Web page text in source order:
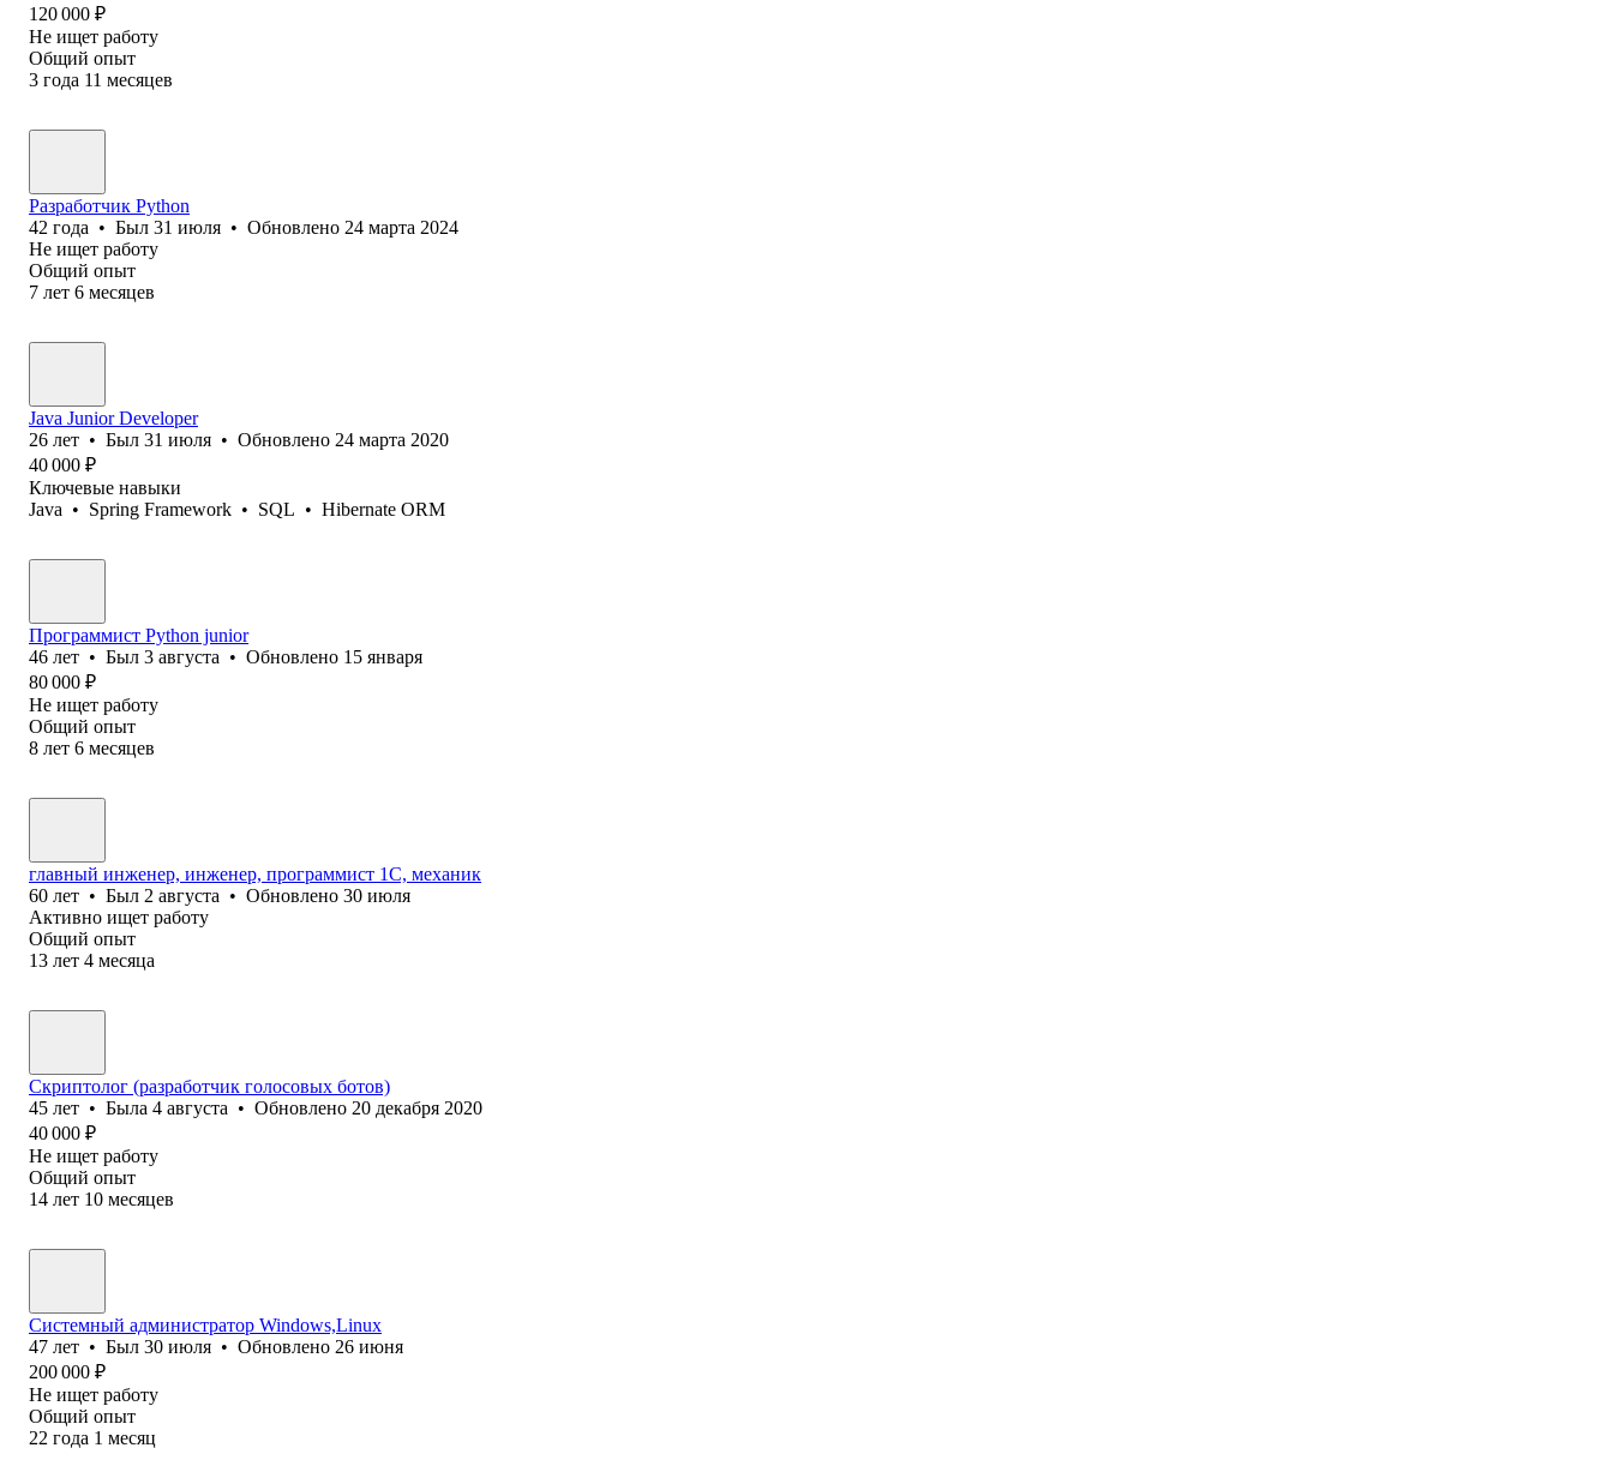
120 000 ₽
Не ищет работу
Общий опыт
3 года 11 месяцев
Разработчик Python
42 года • Был 31 июля • Обновлено 24 марта 2024
Не ищет работу
Общий опыт
7 лет 6 месяцев
Java Junior Developer
26 лет • Был 31 июля • Обновлено 24 марта 2020
40 000 ₽
Ключевые навыки
Java • Spring Framework • SQL • Hibernate ORM
Программист Python junior
46 лет • Был 3 августа • Обновлено 15 января
80 000 ₽
Не ищет работу
Общий опыт
8 лет 6 месяцев
главный инженер, инженер, программист 1С, механик
60 лет • Был 2 августа • Обновлено 30 июля
Активно ищет работу
Общий опыт
13 лет 4 месяца
Скриптолог (разработчик голосовых ботов)
45 лет • Была 4 августа • Обновлено 20 декабря 2020
40 000 ₽
Не ищет работу
Общий опыт
14 лет 10 месяцев
Системный администратор Windows,Linux
47 лет • Был 30 июля • Обновлено 26 июня
200 000 ₽
Не ищет работу
Общий опыт
22 года 1 месяц